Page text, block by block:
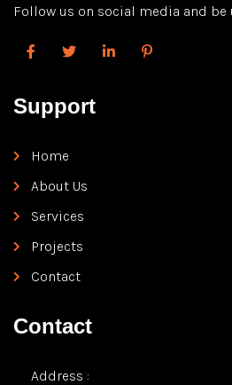
Follow us on social media and
Support
Home
About Us
Services
Projects
Contact
Contact
Address :